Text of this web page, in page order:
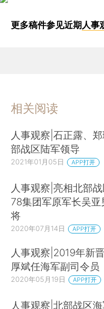
更多稿件参见近期 人事
相关阅读
人事观察|石正露、
部战区陆军领导
2021年01月05日 APP打开
人事观察|亮相北部
78集团军原军长吴亚
将
2020年07月14日 APP打开
人事观察|2019年新
厚斌任海军副司令员
2020年05月19日 APP打开
人事观察|北部战区